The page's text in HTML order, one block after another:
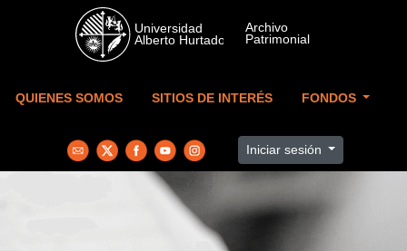
Skip to main content
QUIENES SOMOS SITIOS DE INTERÉS FONDOS
Iniciar sesión